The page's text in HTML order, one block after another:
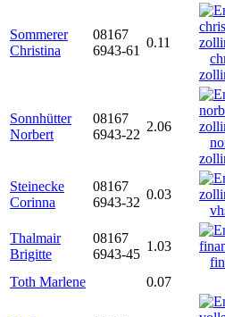
Sommerer
Christina
08167
6943-61
0.11
Sonnhütter
Norbert
08167
6943-22
2.06
Steinecke
Corinna
08167
6943-32
0.03
Thalmair
Brigitte
08167
6943-45
1.03
Toth Marlene
0.07